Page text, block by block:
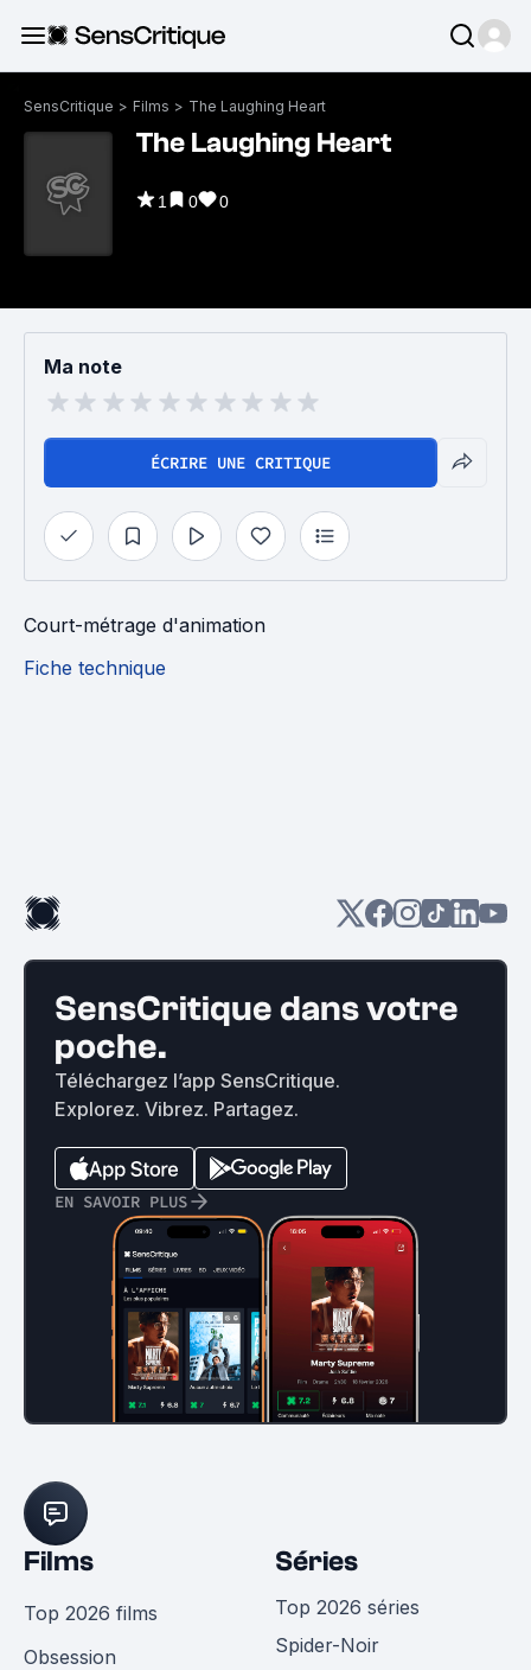
SensCritique > Films > The Laughing Heart
The Laughing Heart
1 0 0
Ma note
ÉCRIRE UNE CRITIQUE
Court-métrage d'animation
Fiche technique
SensCritique dans votre
poche.
Téléchargez l’app SensCritique.
Explorez. Vibrez. Partagez.
EN SAVOIR PLUS
Films
Top 2026 films
Obsession
Séries
Top 2026 séries
Spider-Noir